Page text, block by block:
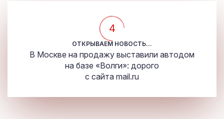
4
ОТКРЫВАЕМ НОВОСТЬ...
В Москве на продажу выставили автодом
на базе «Волги»: дорого
с сайта mail.ru